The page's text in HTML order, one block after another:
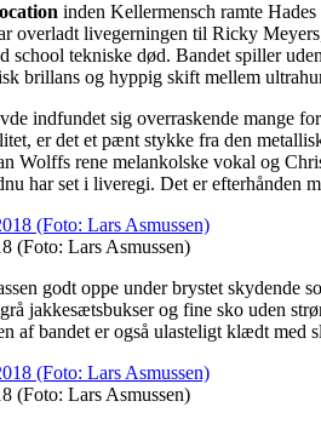
inden Kellermensch ramte
overladt livegerningen til Ricky
school tekniske død. Bandet spiller
brillans og hyppig skift mellem
indfundet sig overraskende mange
er det et pænt stykke fra den
Wolffs rene melankolske vokal og
har set i liveregi. Det er efterhånden
(Foto: Lars Asmussen)
godt oppe under brystet
jakkesætsbukser og fine sko uden
af bandet er også ulasteligt klædt med
(Foto: Lars Asmussen)